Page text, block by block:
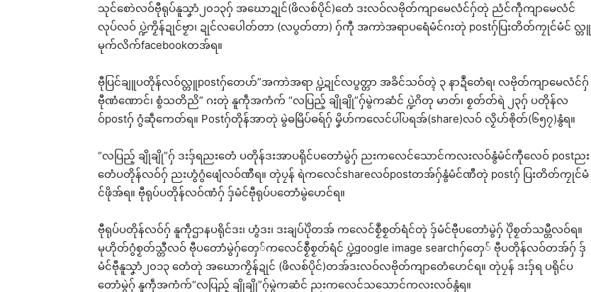
ရုဲစှ်
🏛 လညာတ်ပါ်ပဲါ
ဗွဳဒဳယဵု
ကေတ်အဆက်
သုင်စောဲလဝ်ဗီုရုပ်နူသၞာံ၂၀၁၃ဂှ် အဃောဍုင်(ဖိလစ်ပိုင်)တေံ ဒးလဝ်လဗိုတ်ကျာမေလံင်ဂှ်တုဲ ညံင်ကဵုကျာမေလံင်
လုပ်လဝ် ပ္ဍဲကၟိန်ဍုင်ဗၟာ၊ ဍုင်လပေါတ်တာ (လပွတ်တာ) ဂှ်ကီု အကာဲအရာပရေံမံင်ဂးတုဲ postဂှ်ပြးတိတ်ကၠုင်မံင် လ္တူ
မုက်လိက်facebookတအ်ရ။
ဗီုပြင်ချူပတိုန်လဝ်လ္တူpostဂှ်တေဟ်”အကာဲအရာ ပ္ဍဲဍုင်လပွတ္တာ အခိင်သဝ်တ္ၚဲ ၃ နာဍဳတေံရ၊ လဗိုတ်ကျာမေလံင်ဂှ်
ဗီုဏံဏောင်၊ စွံသတိညိ” ဂးတုဲ နူကဵုအကံက် “လပြည့် ချိုချို”ဂှ်မွဲကဆံင် ပ္ဍဲဂိတု မာတ်၊ စၟတ်တ်ရဲ ၂၃ဂှ် ပတိုန်လ
ဝ်postဂှ် ဂွံဆဵုကေတ်ရ။ Postဂှ်တိုန်အာတုဲ မွဲဓမြိပ်ဓရ်ဂှ် မၞိဟ်ကလေင်ပါ်ပရအ်(share)လဝ် လၟိဟ်ၜိုတ်(၆၅၇)နွံရ။
“လပြည့် ချိုချို”ဂှ် ဒးဒှ်ရညးတေံ ပတိုန်ဒးအာပရိုင်ပတောံမွဲဂှ် ညးကလေင်သောင်ကလးလဝ်နွံမံင်ကီုလေဝ် postညး
တေံပတိုန်လဝ်ဂှ် ညးဟွံဂွံဖျေံလဝ်ဏီရ။ တုဲပၠန် ရဲကလေင်shareလဝ်postတအ်ဂှ်နွံမံင်ဏီတုဲ postဂှ် ပြးတိတ်ကၠုင်မံ
င်ဖိုအ်ရ။ ဗီုရုပ်ပတိုန်လဝ်ဏံဂှ် ဒှ်မံင်ဗီုရုပ်ပတောံမွဲဟေင်ရ။
ဗီုရုပ်ပတိုန်လဝ်ဂှ် နူကဵုဌာနပရိုင်ဒး၊ ဟွံဒး၊ ဒးချပ်ပိုဲတအ် ကလေင်စၟဳစၟတ်ရံင်တုဲ ဒှ်မံင်ဗီုပတောံမွဲဂှ် ပိုဲစၟတ်သမ္တီလဝ်ရ။
မုဟိုတ်ဂွံစၟတ်သ္တီလဝ် ဗီုပတောံမွဲဂှ်တှေ်ကလေင်စၟဳစၟတ်ရံင် ပ္ဍဲgoogle image searchဂှ်တှေ် ဗီုပတိုန်လဝ်တအ်ဂှ် ဒှ်
မံင်ဗီုနူသၞာံ၂၀၁၃ တေံတုဲ အဃောကၟိန်ဍုင် (ဖိလစ်ပိုင်)တအ်ဒးလဝ်လဗိုတ်ကျာတေံဟေင်ရ။ တုဲပၠန် ဒးဒှ်ရ ပရိုင်ပ
တောံမွဲဂှ် နူကဵုအကံက်“လပြည့် ချိုချို”ဂှ်မွဲကဆံင် ညးကလေင်သသောင်ကလးလဝ်နွံရ။